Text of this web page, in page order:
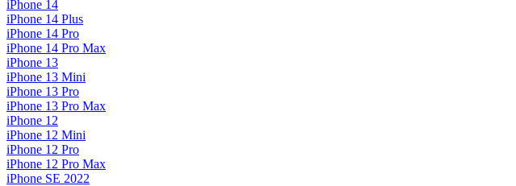
iPhone 14
iPhone 14 Plus
iPhone 14 Pro
iPhone 14 Pro Max
iPhone 13
iPhone 13 Mini
iPhone 13 Pro
iPhone 13 Pro Max
iPhone 12
iPhone 12 Mini
iPhone 12 Pro
iPhone 12 Pro Max
iPhone SE 2022